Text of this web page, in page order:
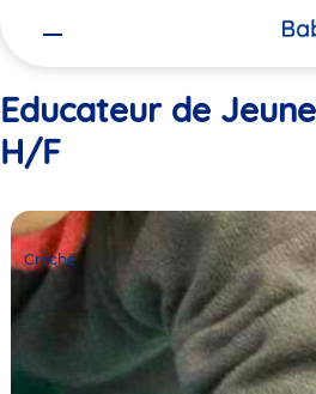
Educateur de
H/F
Crèche
Babilou
Lyon
Thomas
Crèche